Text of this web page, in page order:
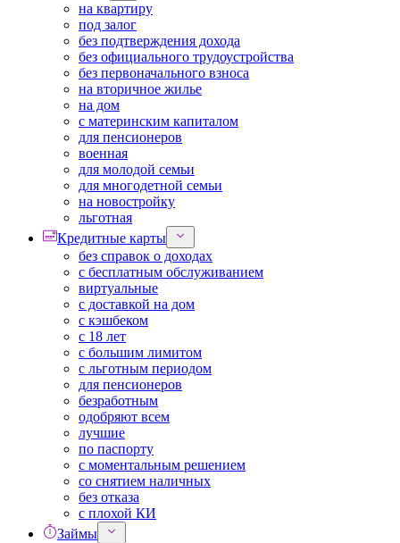
на квартиру
под залог
без подтверждения дохода
без официального трудоустройства
без первоначального взноса
на вторичное жилье
на дом
с материнским капиталом
для пенсионеров
военная
для молодой семьи
для многодетной семьи
на новостройку
льготная
Кредитные карты
без справок о доходах
с бесплатным обслуживанием
виртуальные
с доставкой на дом
с кэшбеком
с 18 лет
с большим лимитом
с льготным периодом
для пенсионеров
безработным
одобряют всем
лучшие
по паспорту
с моментальным решением
со снятием наличных
без отказа
с плохой КИ
Займы